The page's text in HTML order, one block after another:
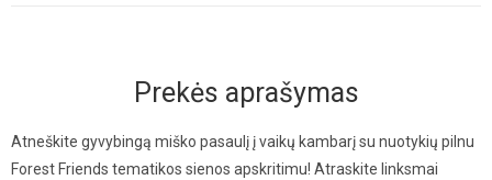
Prekės aprašymas
Atneškite gyvybingą miško pasaulį į vaikų kambarį su nuotykių pilnu
Forest Friends tematikos sienos apskritimu! Atraskite linksmai